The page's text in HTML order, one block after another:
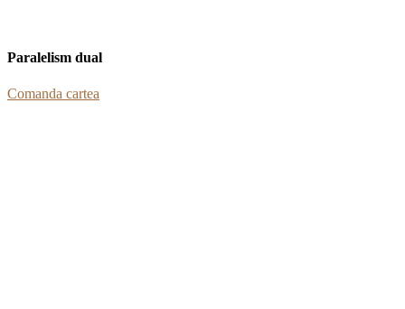
Paralelism dual
Comanda cartea